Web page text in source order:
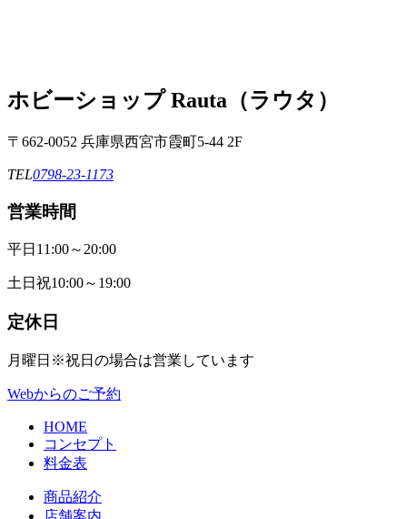
ホビーショップ Rauta（ラウタ）
〒662-0052 兵庫県西宮市霞町5-44 2F
TEL0798-23-1173
営業時間
平日 11:00～20:00
土日祝10:00～19:00
定休日
月曜日 ※祝日の場合は営業しています
Webからのご予約
HOME
コンセプト
料金表
商品紹介
店舗案内